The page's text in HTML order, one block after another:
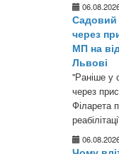
Садовий
через
МП на
Львові
"Раніше у
через
Філарета